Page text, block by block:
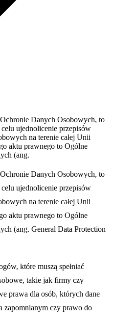
Danych Osobowych, to
ujednolicenie przepisów
na terenie całej Unii
aktu prawnego to Ogólne
(ang.
Danych Osobowych, to
ujednolicenie przepisów
na terenie całej Unii
aktu prawnego to Ogólne
(ang. General Data Protection
które muszą spełniać
takie jak firmy czy
prawa dla osób, których dane
zapomnianym czy prawo do